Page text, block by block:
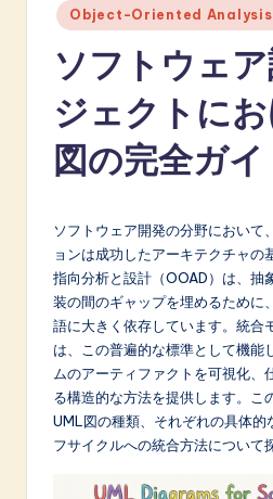
Posted
in
Object-Oriented Analysis
ソフトウェ
ジェクトに
図の完全ガイ
ソフトウェア開発の分野において
ョンは成功したアーキテクチャの
指向分析と設計（OOAD）は、抽
装の間のギャップを埋めるために
語に大きく依存しています。統合
は、この普遍的な標準として機能
ムのアーティファクトを可視化、
る構造的な方法を提供します。こ
UML図の種類、それぞれの具体的
フサイクルへの統合方法について